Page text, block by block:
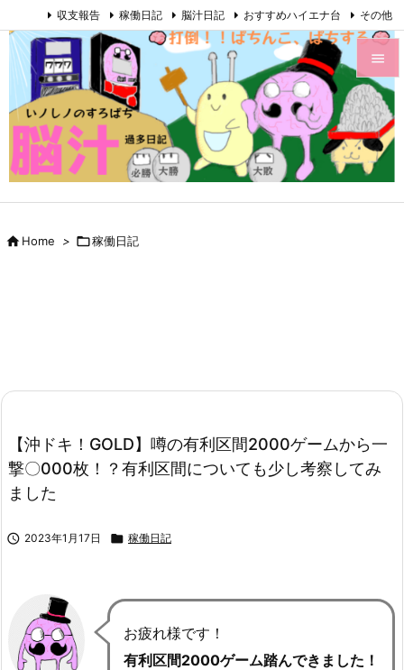


Menu

Sidebar

Prev
収支報告 稼働日記 脳汁日記 おすすめハイエナ台 その他
Home > 稼働日記
【沖ドキ！GOLD】噂の有利区間2000ゲームから一
撃〇000枚！？有利区間についても少し考察してみ
ました
 2023年1月17日  稼働日記
お疲れ様です！
有利区間2000ゲーム踏んできました！